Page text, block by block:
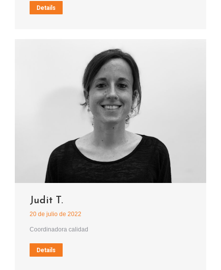
Details
Judit T.
20 de julio de 2022
Coordinadora calidad
Details